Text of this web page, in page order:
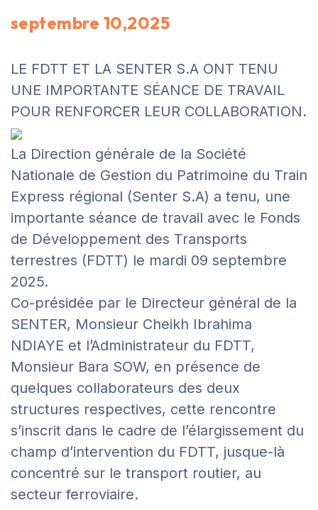
septembre 10,2025
LE FDTT ET LA SENTER S.A ONT TENU
UNE IMPORTANTE SÉANCE DE TRAVAIL
POUR RENFORCER LEUR COLLABORATION.
La Direction générale de la Société
Nationale de Gestion du Patrimoine du Train
Express régional (Senter S.A) a tenu, une
importante séance de travail avec le Fonds
de Développement des Transports
terrestres (FDTT) le mardi 09 septembre
2025.
Co-présidée par le Directeur général de la
SENTER, Monsieur Cheikh Ibrahima
NDIAYE et l’Administrateur du FDTT,
Monsieur Bara SOW, en présence de
quelques collaborateurs des deux
structures respectives, cette rencontre
s’inscrit dans le cadre de l’élargissement du
champ d’intervention du FDTT, jusque-là
concentré sur le transport routier, au
secteur ferroviaire.